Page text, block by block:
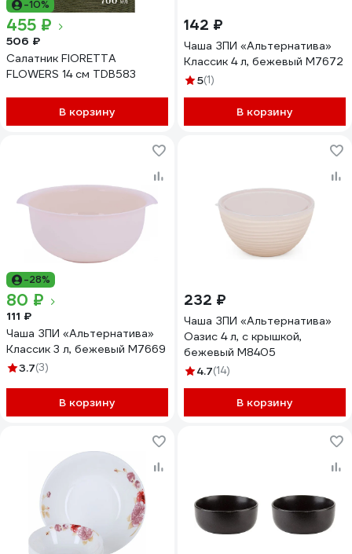
-10%
455 ₽
506 ₽
Салатник FIORETTA
FLOWERS 14 см TDB583
В корзину
142 ₽
Чаша ЗПИ «Альтернатива»
Классик 4 л, бежевый М7672
5(1)
В корзину
-28%
80 ₽
111 ₽
Чаша ЗПИ «Альтернатива»
Классик 3 л, бежевый М7669
3.7(3)
В корзину
232 ₽
Чаша ЗПИ «Альтернатива»
Оазис 4 л, с крышкой,
бежевый М8405
4.7(14)
В корзину